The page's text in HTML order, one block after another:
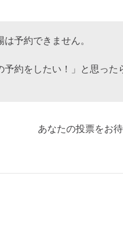
予約できません。
予約をしたい！」と思っ
あなたの投票をお